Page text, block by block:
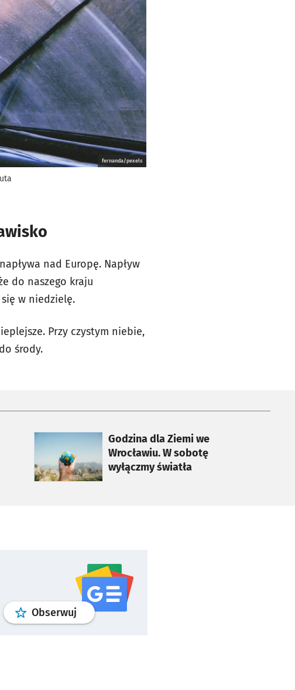
fernanda/pexels
nad Europę. Napływ
do naszego kraju
w niedzielę.
Przy czystym niebie,
środy.
Godzina dla Ziemi we
Wrocławiu. W sobotę
wyłączmy światła
otworzy się w nowej karcie
Obserwuj profilgoogle news